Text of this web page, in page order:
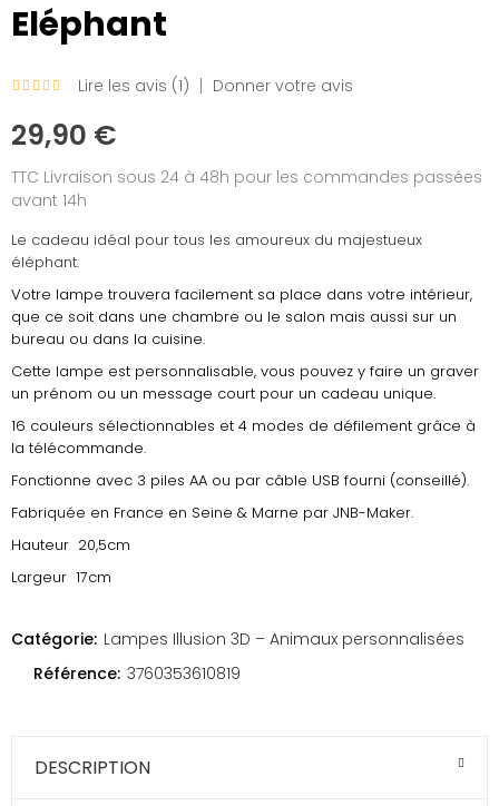
Eléphant
Lire les avis (1) Donner votre avis
29,90 €
TTC Livraison sous 24 à 48h pour les commandes passées
avant 14h
Le cadeau idéal pour tous les amoureux du majestueux
éléphant.
Votre lampe trouvera facilement sa place dans votre intérieur,
que ce soit dans une chambre ou le salon mais aussi sur un
bureau ou dans la cuisine.
Cette lampe est personnalisable, vous pouvez y faire un graver
un prénom ou un message court pour un cadeau unique.
16 couleurs sélectionnables et 4 modes de défilement grâce à
la télécommande.
Fonctionne avec 3 piles AA ou par câble USB fourni (conseillé).
Fabriquée en France en Seine & Marne par JNB-Maker.
Hauteur 20,5cm
Largeur 17cm
Catégorie: Lampes Illusion 3D – Animaux personnalisées
Référence: 3760353610819
DESCRIPTION